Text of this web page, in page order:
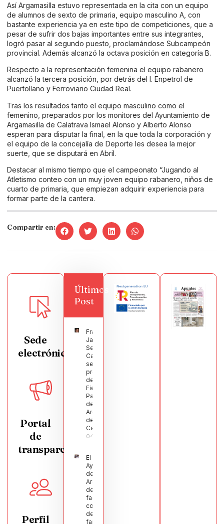
Así Argamasilla estuvo representada en la cita con un equipo
de alumnos de sexto de primaria, equipo masculino A, con
bastante experiencia ya en este tipo de competiciones, que a
pesar de sufrir dos bajas importantes entre sus integrantes,
logró pasar al segundo puesto, proclamándose Subcampeón
provincial. Además alcanzó la octava posición en categoría B.
Respecto a la representación femenina el equipo rabanero
alcanzó la tercera posición, por detrás del I. Enpetrol de
Puertollano y Ferroviario Ciudad Real.
Tras los resultados tanto el equipo masculino como el
femenino, preparados por los monitores del Ayuntamiento de
Argamasilla de Calatrava Ismael Alonso y Alberto Alonso
esperan para disputar la final, en la que toda la corporación y
el equipo de la concejalía de Deporte les desea la mejor
suerte, que se disputará en Abril.
Destacar al mismo tiempo que el campeonato “Jugando al
Atletismo conteo con un muy joven equipo rabanero, niños de
cuarto de primaria, que empiezan adquirir experiencia para
formar parte de la cantera.
Compartir en:
Sede
electrónica
Portal
de
transparencia
Perfil
Últimos
Post
Francisco
Javier
Segura
Castellanos
será el
pregonero
de las
Fiestas
Patronales
de
Argamasilla
de
Calatrava
04/08/2026
El
Ayuntamiento
de
Argamasilla
de Calatrava
facilita la
conciliación
de 200
familias